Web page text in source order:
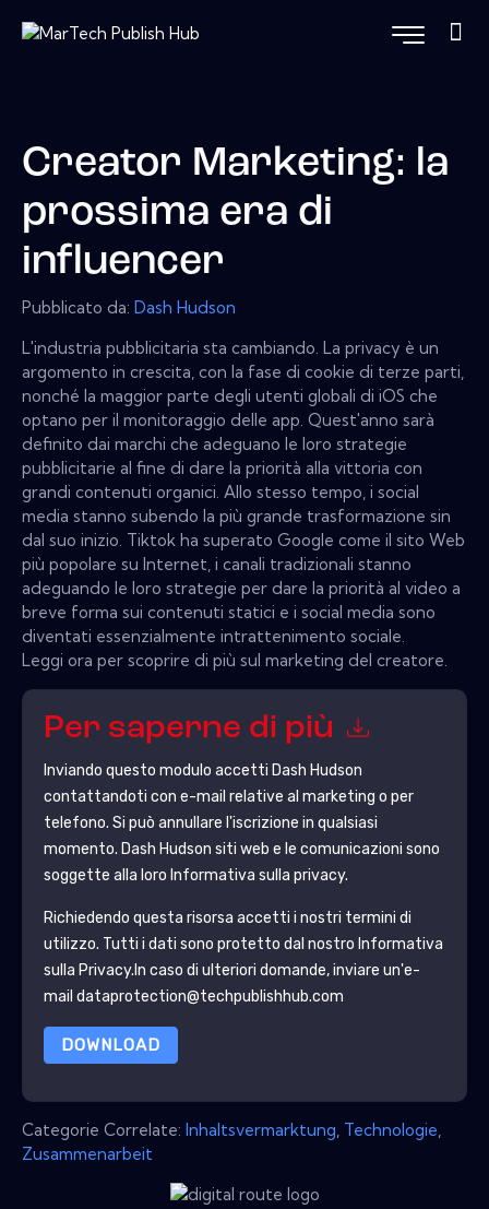
Creator Marketing: la
prossima era di
influencer
Pubblicato da: Dash Hudson
L'industria pubblicitaria sta cambiando. La privacy è un
argomento in crescita, con la fase di cookie di terze parti,
nonché la maggior parte degli utenti globali di iOS che
optano per il monitoraggio delle app. Quest'anno sarà
definito dai marchi che adeguano le loro strategie
pubblicitarie al fine di dare la priorità alla vittoria con
grandi contenuti organici. Allo stesso tempo, i social
media stanno subendo la più grande trasformazione sin
dal suo inizio. Tiktok ha superato Google come il sito Web
più popolare su Internet, i canali tradizionali stanno
adeguando le loro strategie per dare la priorità al video a
breve forma sui contenuti statici e i social media sono
diventati essenzialmente intrattenimento sociale.
Leggi ora per scoprire di più sul marketing del creatore.
Per saperne di più
Inviando questo modulo accetti Dash Hudson
contattandoti con e-mail relative al marketing o per
telefono. Si può annullare l'iscrizione in qualsiasi
momento. Dash Hudson siti web e le comunicazioni sono
soggette alla loro Informativa sulla privacy.
Richiedendo questa risorsa accetti i nostri termini di
utilizzo. Tutti i dati sono protetto dal nostro Informativa
sulla Privacy.In caso di ulteriori domande, inviare un'e-
mail dataprotection@techpublishhub.com
DOWNLOAD
Categorie Correlate: Inhaltsvermarktung Technologie
Zusammenarbeit